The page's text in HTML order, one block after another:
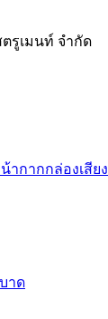
รูเมนท์ จำกัด
ากากกล่องเสียง
าด